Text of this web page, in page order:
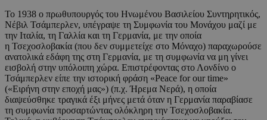
Το 1938 ο πρωθυπουργός του Ηνωμένου Βασιλείου Συντηρητικός,
Νέβιλ Τσάμπερλεν, υπέγραψε τη Συμφωνία του Μονάχου μαζί με
την Ιταλία, τη Γαλλία και τη Γερμανία, με την οποία
η Τσεχοσλοβακία (που δεν συμμετείχε στο Μόναχο) παραχωρούσε
ανατολικά εδάφη της στη Γερμανία, με τη συμφωνία να μη γίνει
εισβολή στην υπόλοιπη χώρα. Επιστρέφοντας στο Λονδίνο ο
Τσάμπερλεν είπε την ιστορική φράση «Peace for our time»
(«Ειρήνη στην εποχή μας») (π.χ. Ήρεμα Νερά), η οποία
διαψεύσθηκε τραγικά έξι μήνες μετά όταν η Γερμανία παραβίασε
τη συμφωνία προσαρτώντας ολόκληρη την Τσεχοσλοβακία.